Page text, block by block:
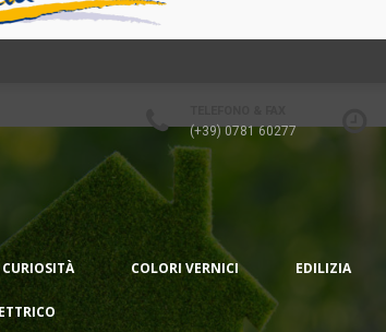
(+39) 0781 60277
CURIOSITÀ COLORI VERNICI EDILIZIA